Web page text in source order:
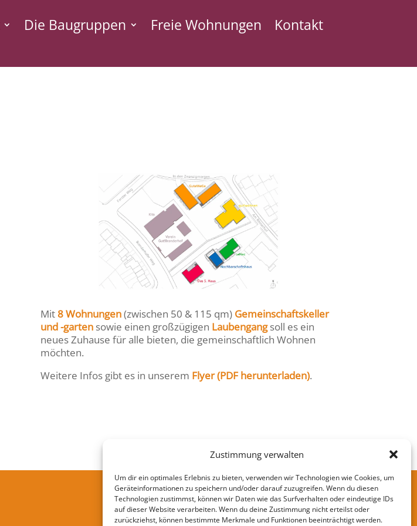
Zustimmung verwalten
Um dir ein optimales Erlebnis zu bieten, verwenden wir Technologien wie Cookies, um
Geräteinformationen zu speichern und/oder darauf zuzugreifen. Wenn du diesen
Technologien zustimmst, können wir Daten wie das Surfverhalten oder eindeutige IDs
auf dieser Website verarbeiten. Wenn du deine Zustimmung nicht erteilst oder
zurückziehst, können bestimmte Merkmale und Funktionen beeinträchtigt werden.
Die Baugruppen Freie Wohnungen
Kontakt
Mit8 Wohnungen(zwischen 50 & 115 qm) Gemeinschaftskeller
und -garten sowie einen großzügigen Laubengang soll es ein
neues Zuhause für alle bieten, die gemeinschaftlich Wohnen
möchten.
Weitere Infos gibt es in unserem Flyer (PDF herunterladen).
Datenschutz Impressum